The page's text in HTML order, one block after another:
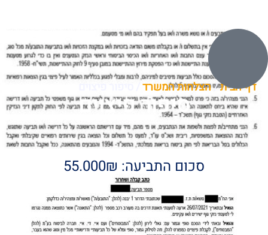
דף הבית/הצלחות המשרד
סיפור פיצוים
סכום התביעה: 55.000₪